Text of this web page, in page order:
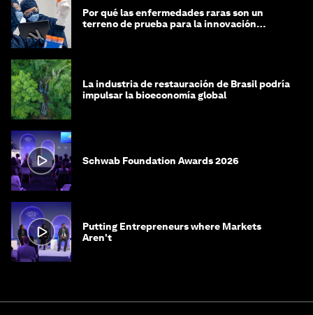
Por qué las enfermedades raras son un
terreno de prueba para la innovación
La industria de restauración de Brasil podría
impulsar la bioeconomía global
Schwab Foundation Awards 2026
Putting Entrepreneurs where Markets
Aren't